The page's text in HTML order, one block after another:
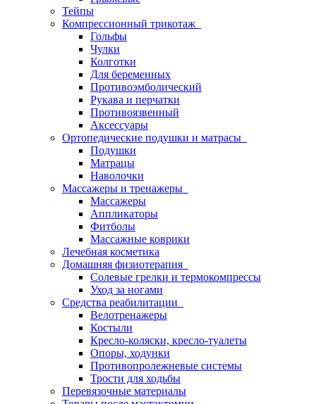
Тейпы
Компрессионный трикотаж
Гольфы
Чулки
Колготки
Для беременных
Противоэмболический
Рукава и перчатки
Противоязвенный
Аксессуары
Ортопедические подушки и матрасы
Подушки
Матрацы
Наволочки
Массажеры и тренажеры
Массажеры
Аппликаторы
Фитболы
Массажные коврики
Лечебная косметика
Домашняя физиотерапия
Солевые грелки и термокомпрессы
Уход за ногами
Средства реабилитации
Велотренажеры
Костыли
Кресло-коляски, кресло-туалеты
Опоры, ходунки
Противопролежневые системы
Трости для ходьбы
Перевязочные материалы